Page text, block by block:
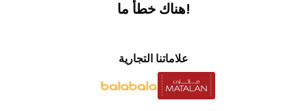
!هناك خطأ ما
علاماتنا التجارية